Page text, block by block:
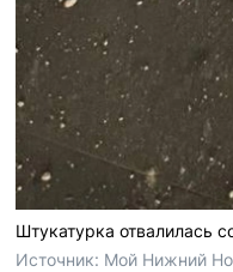
Штукатурка отвалилась
Источник: Мой Нижний